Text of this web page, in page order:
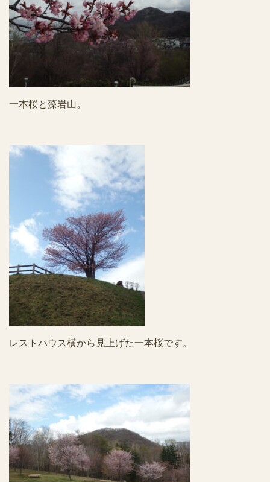
一本桜と藻岩山。
レストハウス横から見上げた一本桜です。